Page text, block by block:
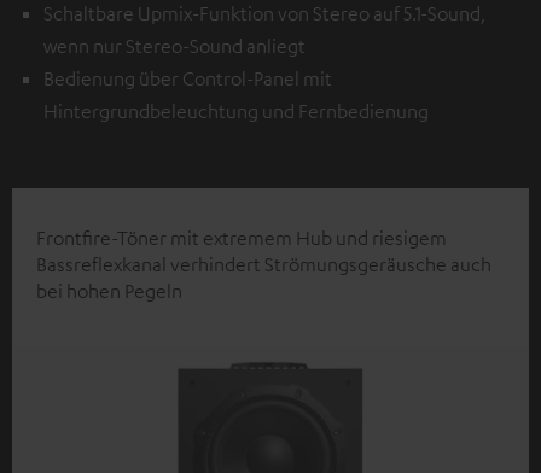
Schaltbare Upmix-Funktion von Stereo auf 5.1-Sound,
wenn nur Stereo-Sound anliegt
Bedienung über Control-Panel mit
Hintergrundbeleuchtung und Fernbedienung
Frontfire-Töner mit extremem Hub und riesigem
Bassreflexkanal verhindert Strömungsgeräusche auch
bei hohen Pegeln